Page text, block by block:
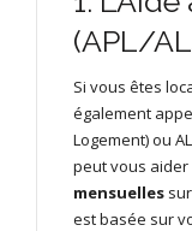
(APL/
Si vous êtes
également
Logement) ou
peut vous aider
mensuelles
est basée sur